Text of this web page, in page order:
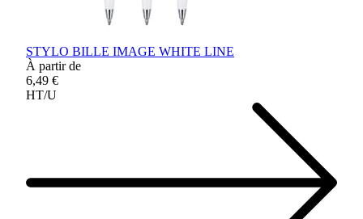
STYLO BILLE IMAGE WHITE LINE
À partir de
6,49 €
HT/U